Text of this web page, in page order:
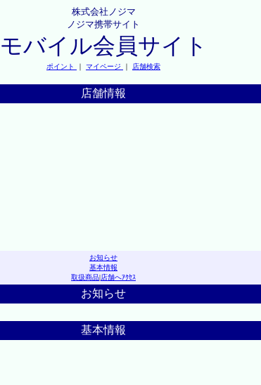
株式会社ノジマ
ノジマ携帯サイト
モバイル会員サイト
ポイント ｜ マイページ ｜ 店舗検索
店舗情報
お知らせ
基本情報
取扱商品|店舗へｱｸｾｽ
お知らせ
基本情報